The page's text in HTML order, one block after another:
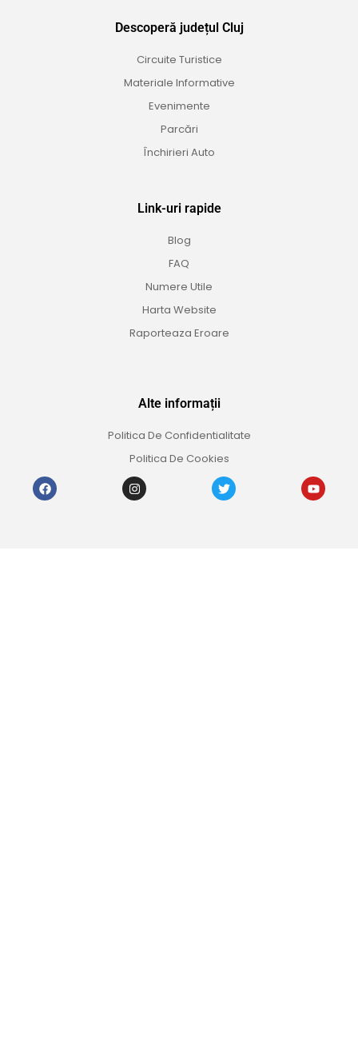
Descoperă județul Cluj
Circuite Turistice
Materiale Informative
Evenimente
Parcări
Închirieri Auto
Link-uri rapide
Blog
FAQ
Numere Utile
Harta Website
Raporteaza Eroare
Alte informații
Politica De Confidentialitate
Politica De Cookies